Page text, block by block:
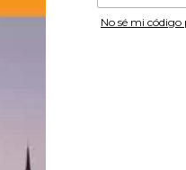
No sé mi código